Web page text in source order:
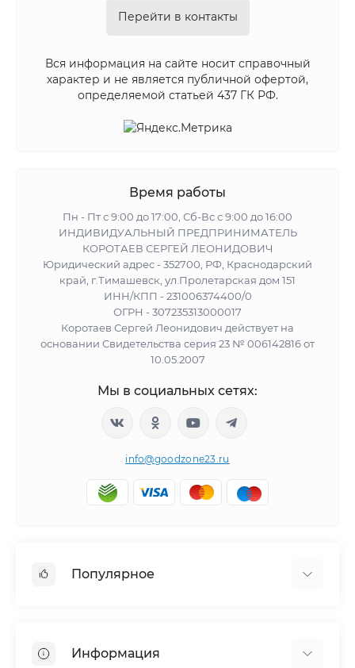
Перейти в контакты
Вся информация на сайте носит справочный
характер и не является публичной офертой,
определяемой статьей 437 ГК РФ.
Время работы
Пн - Пт с 9:00 до 17:00, Сб-Вс с 9:00 до 16:00
ИНДИВИДУАЛЬНЫЙ ПРЕДПРИНИМАТЕЛЬ
КОРОТАЕВ СЕРГЕЙ ЛЕОНИДОВИЧ
Юридический адрес - 352700, РФ, Краснодарский
край, г.Тимашевск, ул.Пролетарская дом 151
ИНН/КПП - 231006374400/0
ОГРН - 307235313000017
Коротаев Сергей Леонидович действует на
основании Свидетельства серия 23 № 006142816 от
10.05.2007
Мы в социальных сетях:
info@goodzone23.ru
Популярное
Сушильные машины
Информация